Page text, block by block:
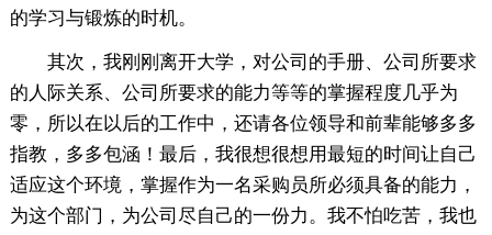
的学习与锻炼的时机。
其次，我刚刚离开大学，对公司的手册、公司所要求
的人际关系、公司所要求的能力等等的掌握程度几乎为
零，所以在以后的工作中，还请各位领导和前辈能够多多
指教，多多包涵！最后，我很想很想用最短的时间让自己
适应这个环境，掌握作为一名采购员所必须具备的能力，
为这个部门，为公司尽自己的一份力。我不怕吃苦，我也